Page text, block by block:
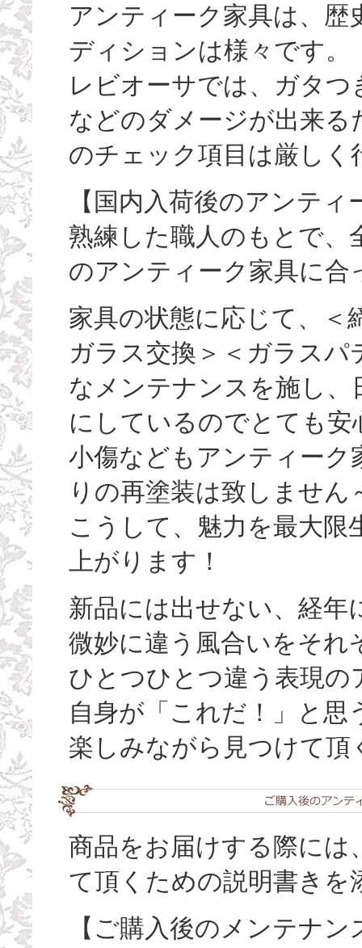
アンティーク家具は、
ディションは様々です。
レビオーサでは、ガタ
などのダメージが出来
のチェック項目は厳し
【国内入荷後のアンテ
熟練した職人のもとで
のアンティーク家具に
家具の状態に応じて、＜
ガラス交換＞＜ガラスパ
なメンテナンスを施し
にしているのでとても安
小傷などもアンティーク
りの再塗装は致しません
こうして、魅力を最大
上がります！
新品には出せない、経年
微妙に違う風合いをそれ
ひとつひとつ違う表現
自身が「これだ！」と
楽しみながら見つけて頂
商品をお届けする際には
て頂くための説明書きを
【ご購入後のメンテナ